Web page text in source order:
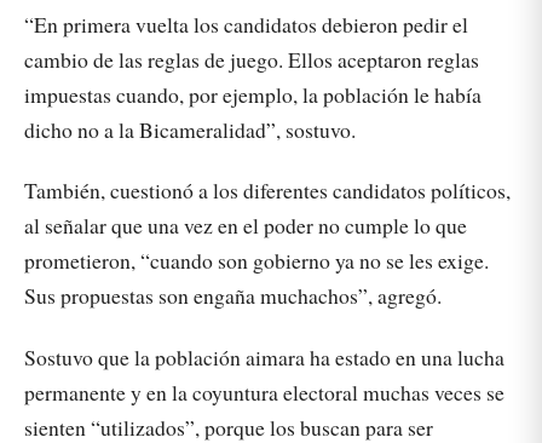
“En primera vuelta los candidatos debieron pedir el
cambio de las reglas de juego. Ellos aceptaron reglas
impuestas cuando, por ejemplo, la población le había
dicho no a la Bicameralidad”, sostuvo.
También, cuestionó a los diferentes candidatos políticos,
al señalar que una vez en el poder no cumple lo que
prometieron, “cuando son gobierno ya no se les exige.
Sus propuestas son engaña muchachos”, agregó.
Sostuvo que la población aimara ha estado en una lucha
permanente y en la coyuntura electoral muchas veces se
sienten “utilizados”, porque los buscan para ser